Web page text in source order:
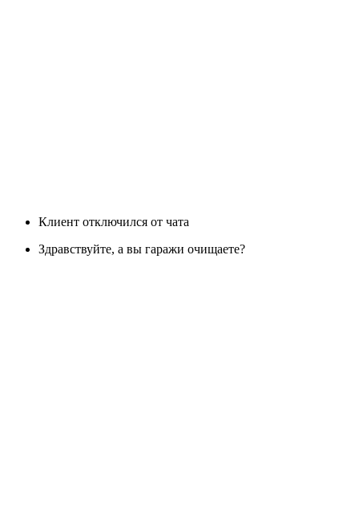
Клиент отключился от чата
Здравствуйте, а вы гаражи очищаете?